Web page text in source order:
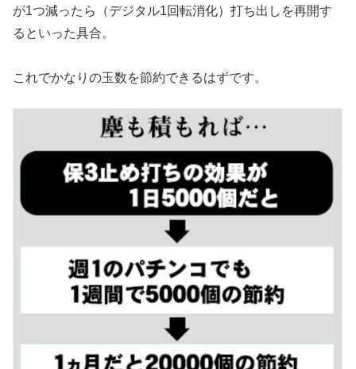
が1つ減ったら（デジタル1回転消化）打ち出しを再開す
るといった具合。
これでかなりの玉数を節約できるはずです。